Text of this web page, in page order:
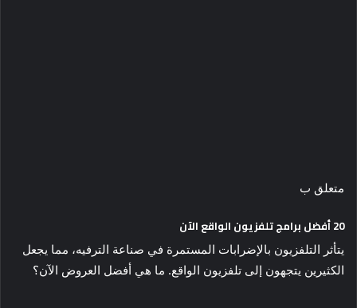
متعلق ب
20 أفضل برامج تلفزيون الواقع الآن
يتأثر التلفزيون بالإضرابات المستمرة في صناعة الترفيه، مما يجعل
الكثيرين يتجهون إلى تلفزيون الواقع. ما هي أفضل العروض الآن؟